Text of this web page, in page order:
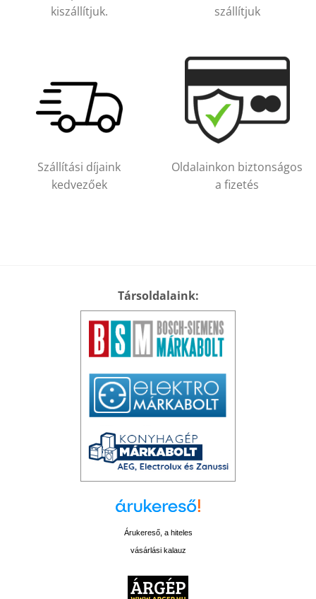
kiszállítjuk.
szállítjuk
Szállítási díjaink
kedvezőek
Oldalainkon biztonságos
a fizetés
Társoldalaink:
Árukereső, a hiteles
vásárlási kalauz